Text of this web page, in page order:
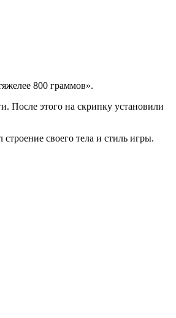
800 граммов».
После этого на скрипку установили
своего тела и стиль игры.